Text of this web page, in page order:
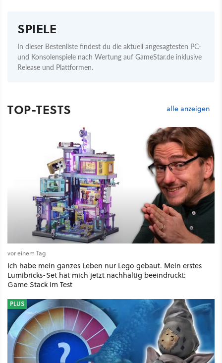
SPIELE
In dieser Bestenliste findest du die aktuell angesagtesten PC-
und Konsolenspiele nach Wertung auf GameStar.de inklusive
Release und Plattformen.
TOP-TESTS alle anzeigen
vor einem Tag
Ich habe mein ganzes Leben nur Lego gebaut. Mein erstes
Lumibricks-Set hat mich jetzt nachhaltig beeindruckt:
Game Stack im Test
PLUS